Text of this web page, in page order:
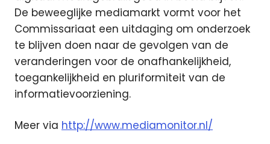
De beweeglijke mediamarkt vormt voor het
Commissariaat een uitdaging om onderzoek
te blijven doen naar de gevolgen van de
veranderingen voor de onafhankelijkheid,
toegankelijkheid en pluriformiteit van de
informatievoorziening.
Meer via http://www.mediamonitor.nl/